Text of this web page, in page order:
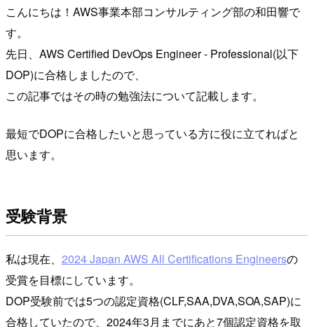
こんにちは！AWS事業本部コンサルティング部の和田響で
す。
先日、AWS Certified DevOps Engineer - Professional(以下
DOP)に合格しましたので、
この記事ではその時の勉強法について記載します。
最短でDOPに合格したいと思っている方に役に立てればと
思います。
受験背景
私は現在、 2024 Japan AWS All Certifications Engineersの
受賞を目標にしています。
DOP受験前では5つの認定資格(CLF,SAA,DVA,SOA,SAP)に
合格していたので、2024年3月までにあと7個認定資格を取